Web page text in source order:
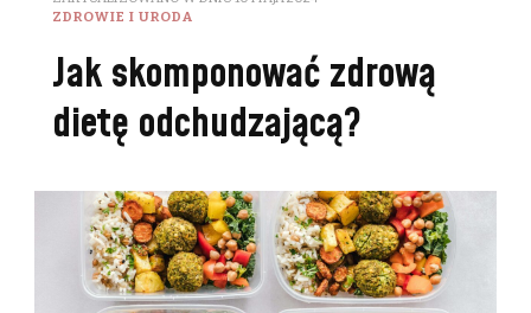
ZDROWIE I URODA
Jak skomponować zdrową
dietę odchudzającą?